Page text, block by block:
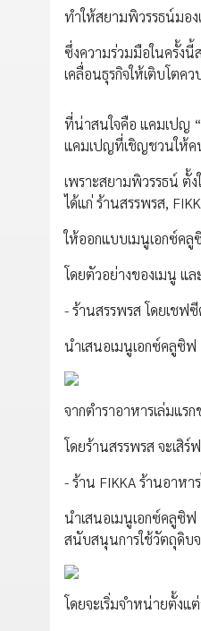
ทำให้สยามพิวรรธน์มอ
ซึ่งความร่วมมือในครั้ง
เคลื่อนธุรกิจให้เติบโตค
ที่น่าสนใจคือ แคมเปญ
แคมเปญที่เชิญชวนให้คน
เพราะสยามพิวรรธน์ ตั้
ได้แก่ ร้านสรรพรส,
ให้ออกแบบเมนูเอกซ์ค
โดยตัวอย่างของเมนู แ
- ร้านสรรพรส โดยเชฟ
นำเสนอเมนูเอกซ์คลูซิ
จากตำราอาหารเล่มแ
โดยร้านสรรพรส จะเสิ
- ร้าน FIKKA ร้านอาห
นำเสนอเมนูเอกซ์คลูซิ
สนับสนุนการใช้วัตถุดิบ
โดยจะเริ่มจำหน่ายตั้ง